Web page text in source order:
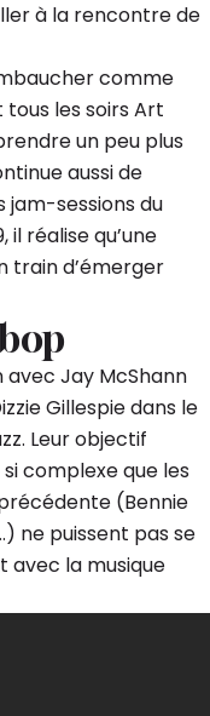
à la rencontre de
comme
les soirs Art
un peu plus
aussi de
jam-sessions du
il réalise qu’une
train d’émerger
avec Jay McShann
Gillespie dans le
Leur objectif
complexe que les
(Bennie
ne puissent pas se
avec la musique